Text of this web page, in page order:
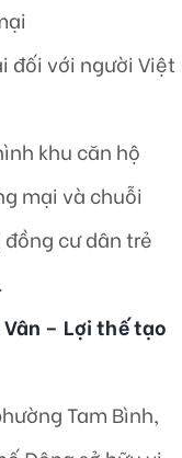
đối với người Việt
khu căn hộ
mại và chuỗi
cư dân trẻ
– Lợi thế tạo
Tam Bình,